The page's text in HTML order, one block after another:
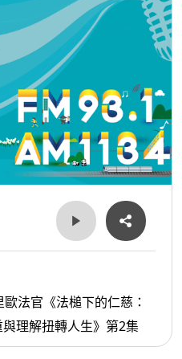
法官《法槌下的仁慈：
理解扭轉人生》第2集